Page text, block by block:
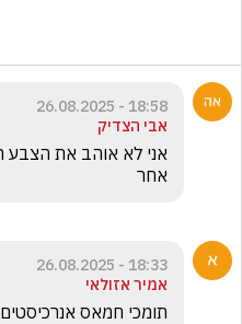
18:58 - 26.08.2025
אבי הצדיק
אחר
18:33 - 26.08.2025
אמיר אזולאי
תומכי חמאס אנרכיסטים